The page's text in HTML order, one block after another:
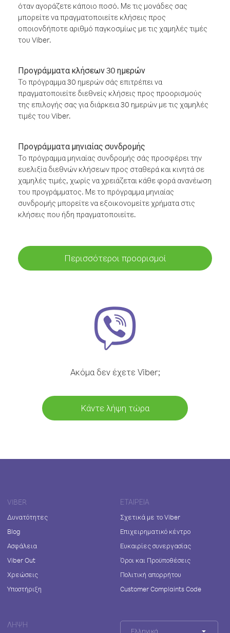
όταν αγοράζετε κάποιο ποσό. Με τις μονάδες σας
μπορείτε να πραγματοποιείτε κλήσεις προς
οποιονδήποτε αριθμό παγκοσμίως με τις χαμηλές τιμές
του Viber.
Προγράμματα κλήσεων 30 ημερών
Το πρόγραμμα 30 ημερών σάς επιτρέπει να
πραγματοποιείτε διεθνείς κλήσεις προς προορισμούς
της επιλογής σας για διάρκεια 30 ημερών με τις χαμηλές
τιμές του Viber.
Προγράμματα μηνιαίας συνδρομής
Το πρόγραμμα μηνιαίας συνδρομής σάς προσφέρει την
ευελιξία διεθνών κλήσεων προς σταθερά και κινητά σε
χαμηλές τιμές, χωρίς να χρειάζεται κάθε φορά ανανέωση
του προγράμματος. Με το πρόγραμμα μηνιαίας
συνδρομής μπορείτε να εξοικονομείτε χρήματα στις
κλήσεις που ήδη πραγματοποιείτε.
Περισσότεροι προορισμοί
Ακόμα δεν έχετε Viber;
Κάντε λήψη τώρα
VIBER
Δυνατότητες
Blog
Ασφάλεια
Viber Out
Χρεώσεις
Υποστήριξη
ΕΤΑΙΡΕΊΑ
Σχετικά με το Viber
Επιχειρηματικό κέντρο
Ευκαιρίες συνεργασίας
Όροι και Προϋποθέσεις
Πολιτική απορρήτου
Customer Complaints Code
ΛΉΨΗ
Ελληνικά